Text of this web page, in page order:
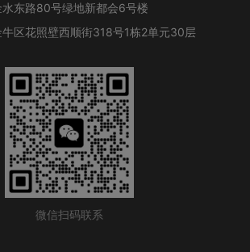
东路80号绿地新都会6号楼
区花照壁西顺街318号1栋2单元30层
微信扫码联系